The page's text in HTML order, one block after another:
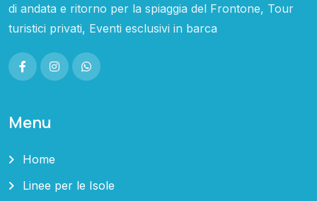
di andata e ritorno per la spiaggia del Frontone, Tour
turistici privati, Eventi esclusivi in barca
Menu
Home
Linee per le Isole